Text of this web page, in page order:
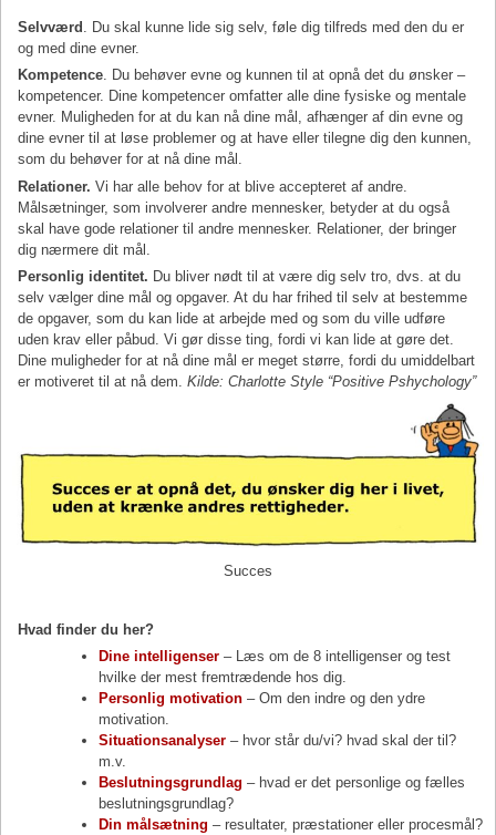
Selvværd . Du skal kunne lide sig selv, føle dig tilfreds med den du er
og med dine evner.
Kompetence. Du behøver evne og kunnen til at opnå det du ønsker –
kompetencer. Dine kompetencer omfatter alle dine fysiske og mentale
evner. Muligheden for at du kan nå dine mål, afhænger af din evne og
dine evner til at løse problemer og at have eller tilegne dig den kunnen,
som du behøver for at nå dine mål.
Relationer. Vi har alle behov for at blive accepteret af andre.
Målsætninger, som involverer andre mennesker, betyder at du også
skal have gode relationer til andre mennesker. Relationer, der bringer
dig nærmere dit mål.
Personlig identitet. Du bliver nødt til at være dig selv tro, dvs. at du
selv vælger dine mål og opgaver. At du har frihed til selv at bestemme
de opgaver, som du kan lide at arbejde med og som du ville udføre
uden krav eller påbud. Vi gør disse ting, fordi vi kan lide at gøre det.
Dine muligheder for at nå dine mål er meget større, fordi du umiddelbart
er motiveret til at nå dem.Kilde: Charlotte Style “Positive Pshychology”
Succes
Hvad finder du her?
Dine intelligenser – Læs om de 8 intelligenser og test
hvilke der mest fremtrædende hos dig.
Personlig motivation – Om den indre og den ydre
motivation.
Situationsanalyser – hvor står du/vi? hvad skal der til?
m.v.
Beslutningsgrundlag – hvad er det personlige og fælles
beslutningsgrundlag?
Din målsætning – resultater, præstationer eller procesmål?